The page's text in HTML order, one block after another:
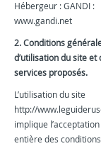
Hébergeur : GANDI :
www.gandi.net
2. Conditions
d’utilisation du site et
services proposés.
L’utilisation du site
http://
implique
entière des